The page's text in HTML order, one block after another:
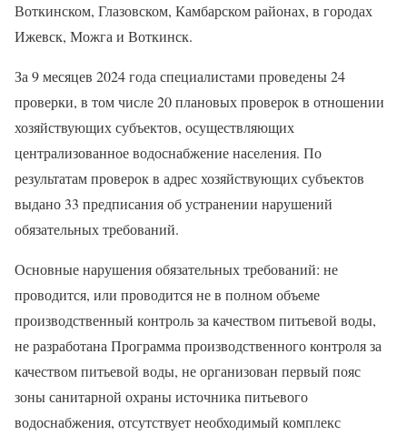
Воткинском, Глазовском, Камбарском районах, в городах
Ижевск, Можга и Воткинск.
За 9 месяцев 2024 года специалистами проведены 24
проверки, в том числе 20 плановых проверок в отношении
хозяйствующих субъектов, осуществляющих
централизованное водоснабжение населения. По
результатам проверок в адрес хозяйствующих субъектов
выдано 33 предписания об устранении нарушений
обязательных требований.
Основные нарушения обязательных требований: не
проводится, или проводится не в полном объеме
производственный контроль за качеством питьевой воды,
не разработана Программа производственного контроля за
качеством питьевой воды, не организован первый пояс
зоны санитарной охраны источника питьевого
водоснабжения, отсутствует необходимый комплекс